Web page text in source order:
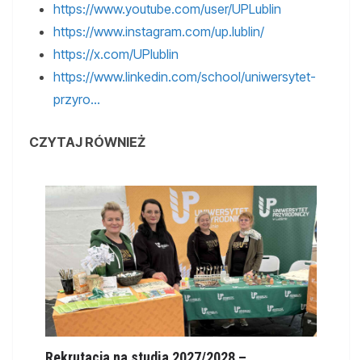
https://www.youtube.com/user/UPLublin
https://www.instagram.com/up.lublin/
https://x.com/UPlublin
https://www.linkedin.com/school/uniwersytet-
przyro…
CZYTAJ RÓWNIEŻ